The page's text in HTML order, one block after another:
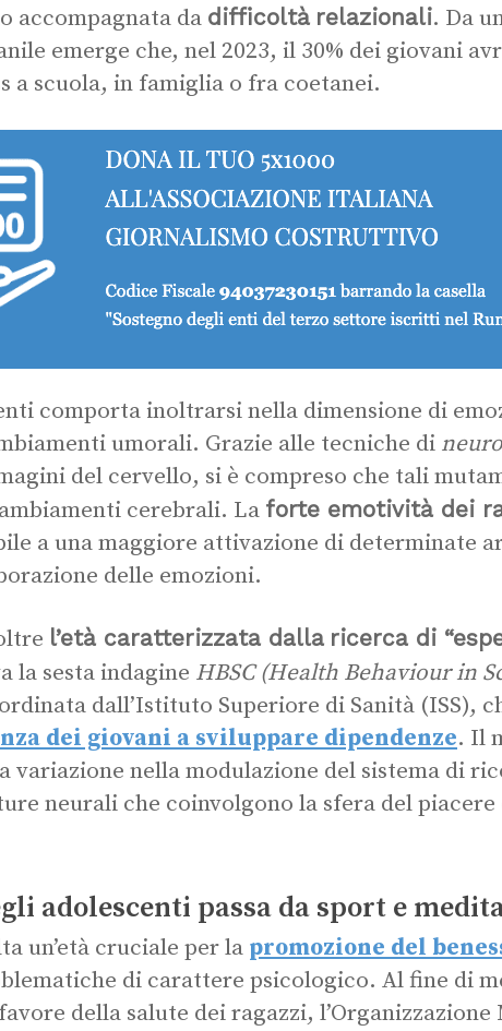
accompagnata da difficoltà relazionali. Da
emerge che, nel 2023, il 30% dei giovani
a scuola, in famiglia o fra coetanei.
comporta inoltrarsi nella dimensione di
umorali. Grazie alle tecniche di
del cervello, si è compreso che tali
cerebrali. La forte emotività dei
a una maggiore attivazione di determinate
delle emozioni.
l’età caratterizzata dalla ricerca di
la sesta indagine HBSC (Health Behaviour in
dall’Istituto Superiore di Sanità (ISS),
dei giovani a sviluppare dipendenze. Il
variazione nella modulazione del sistema di
neurali che coinvolgono la sfera del piacere
adolescenti passa da sport e
un’età cruciale per la promozione del
di carattere psicologico. Al fine di
della salute dei ragazzi, l’Organizzazione